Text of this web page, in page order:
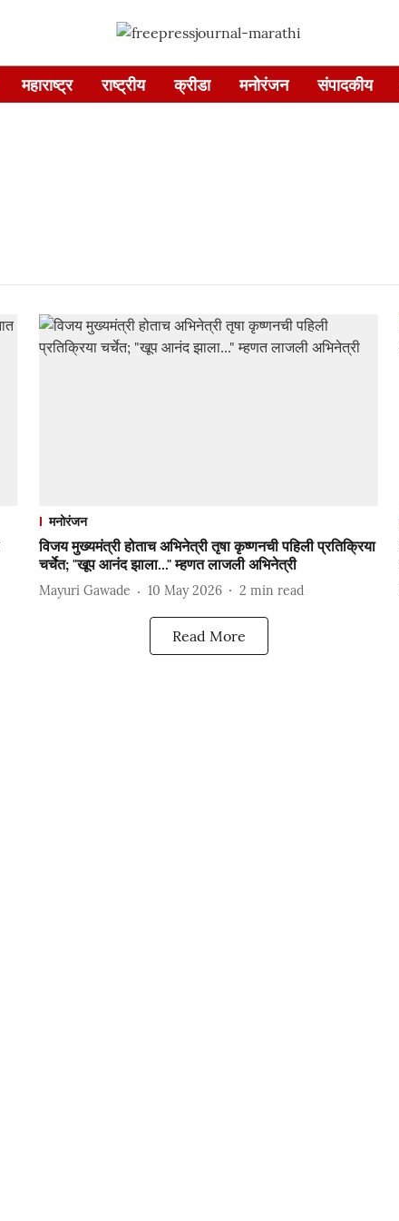
महाराष्ट्र राष्ट्रीय क्रीडा मनोरंजन संपादकीय
मनोरंजन
विजय मुख्यमंत्री होताच अभिनेत्री तृषा कृष्णनची पहिली प्रतिक्रिया
चर्चेत; "खूप आनंद झाला..." म्हणत लाजली अभिनेत्री
Mayuri Gawade 10 May 2026 2 min read
Read More